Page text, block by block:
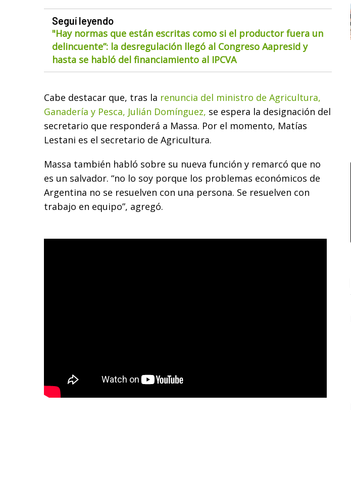
Seguí leyendo
"Hay normas que están escritas como si el productor fuera un
delincuente”: la desregulación llegó al Congreso Aapresid y
hasta se habló del financiamiento al IPCVA
Cabe destacar que, tras la renuncia del ministro de Agricultura,
Ganadería y Pesca, Julián Domínguez, se espera la designación del
secretario que responderá a Massa. Por el momento, Matías
Lestani es el secretario de Agricultura.
Massa también habló sobre su nueva función y remarcó que no
es un salvador. “no lo soy porque los problemas económicos de
Argentina no se resuelven con una persona. Se resuelven con
trabajo en equipo”, agregó.